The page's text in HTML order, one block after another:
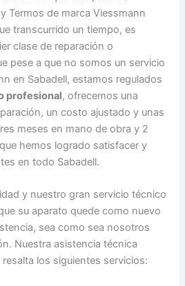
Termos de marca Viessmann
transcurrido un tiempo, es
clase de reparación o
pese a que no somos un servicio
en Sabadell, estamos regulados
profesional, ofrecemos una
un costo ajustado y unas
meses en mano de obra y 2
hemos logrado satisfacer y
en todo Sabadell.
y nuestro gran servicio técnico
su aparato quede como nuevo
sea como sea nosotros
Nuestra asistencia técnica
los siguientes servicios: